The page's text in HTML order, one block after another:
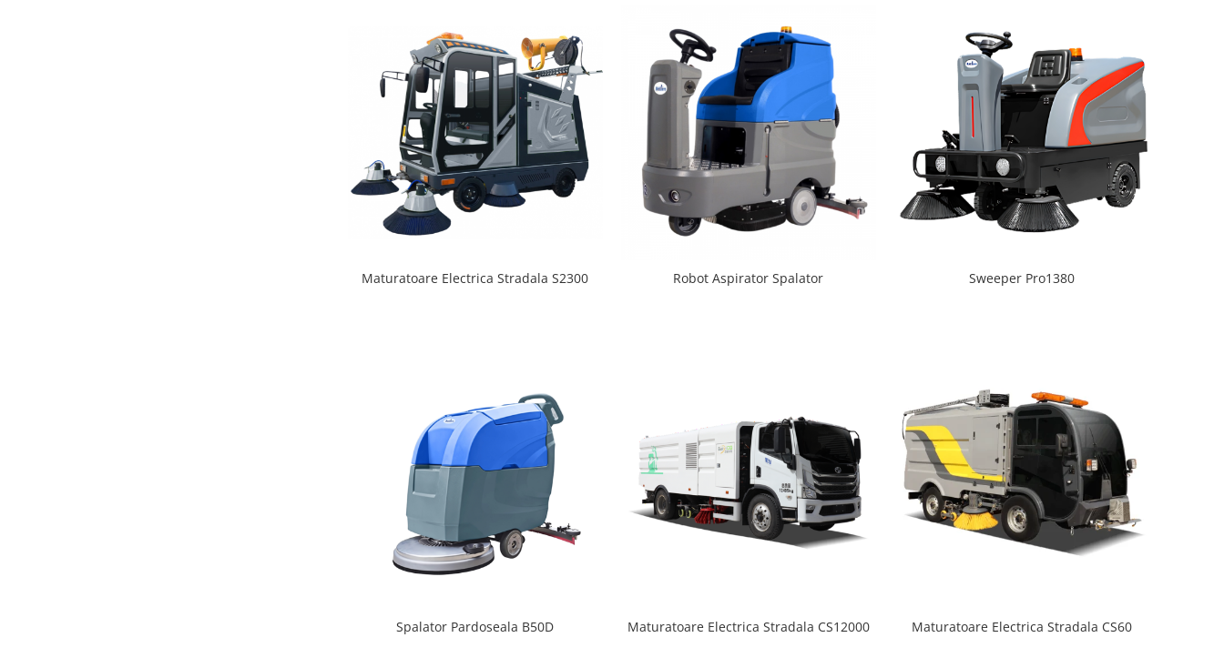
Maturatoare Electrica Stradala S2300 Robot Aspirator Spalator Sweeper Pro1380
Spalator Pardoseala B50D Maturatoare Electrica Stradala CS12000 Maturatoare Electrica Stradala CS60